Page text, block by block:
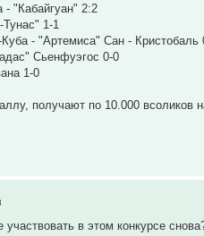
- "Кабайгуан" 2:2
1-1
- "Артемиса" Сан - Кристобаль
Сьенфуэгос 0-0
1-0
получают по 10.000 всоликов
в этом конкурсе